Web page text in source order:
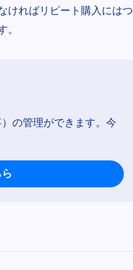
ければリピート購入にはつ
の管理ができます。今